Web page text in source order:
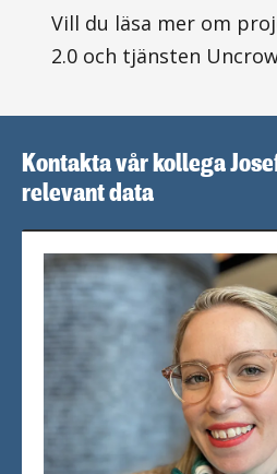
Vill du läsa mer om
2.0 och tjänsten
Kontakta vår kollega
relevant data